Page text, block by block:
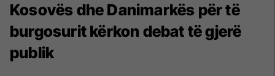
Kosovës dhe Danimarkës për të
burgosurit kërkon debat të gjerë
publik